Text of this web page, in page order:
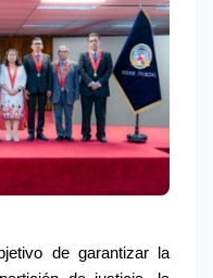
de garantizar la